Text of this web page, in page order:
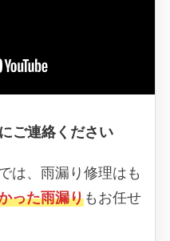
ご連絡ください
は、雨漏り修理はも
った雨漏りもお任せ